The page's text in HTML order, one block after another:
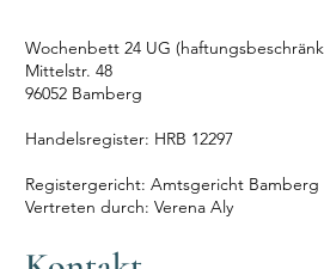
Wochenbett 24 UG
Mittelstr. 48
96052 Bamberg
Handelsregister: HRB 12297
Registergericht: Amtsgericht Bamberg
Vertreten durch: Verena Aly